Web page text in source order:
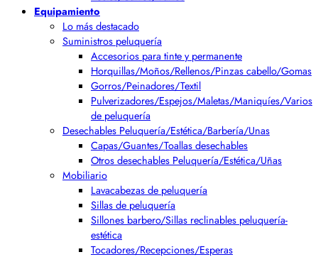
Equipamiento
Lo más destacado
Suministros peluquería
Accesorios para tinte y permanente
Horquillas/Moños/Rellenos/Pinzas cabello/Gomas
Gorros/Peinadores/Textil
Pulverizadores/Espejos/Maletas/Maniquíes/Varios
de peluquería
Desechables Peluquería/Estética/Barbería/Unas
Capas/Guantes/Toallas desechables
Otros desechables Peluquería/Estética/Uñas
Mobiliario
Lavacabezas de peluquería
Sillas de peluquería
Sillones barbero/Sillas reclinables peluquería-
estética
Tocadores/Recepciones/Esperas